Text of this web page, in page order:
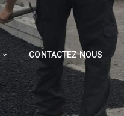
CONTACTEZ NOUS